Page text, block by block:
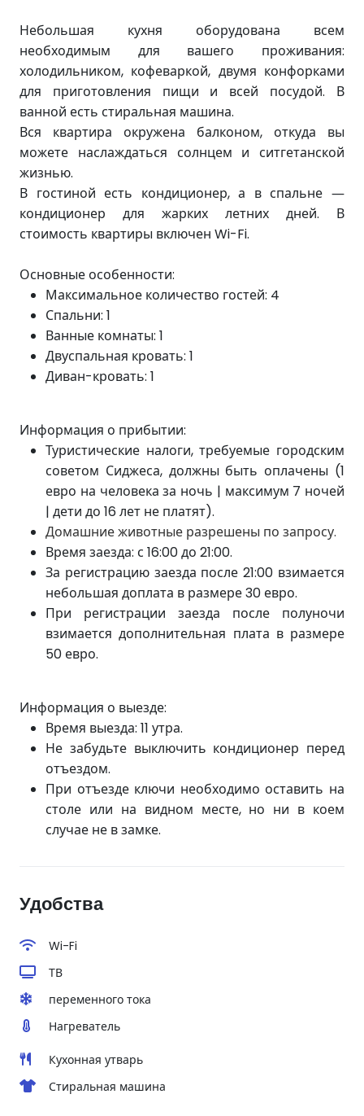
Небольшая кухня оборудована всем
необходимым для вашего проживания:
холодильником, кофеваркой, двумя конфорками
для приготовления пищи и всей посудой. В
ванной есть стиральная машина.
Вся квартира окружена балконом, откуда вы
можете наслаждаться солнцем и ситгетанской
жизнью.
В гостиной есть кондиционер, а в спальне —
кондиционер для жарких летних дней. В
стоимость квартиры включен Wi-Fi.
Основные особенности:
Максимальное количество гостей: 4
Спальни: 1
Ванные комнаты: 1
Двуспальная кровать: 1
Диван-кровать: 1
Информация о прибытии:
Туристические налоги, требуемые городским
советом Сиджеса, должны быть оплачены (1
евро на человека за ночь | максимум 7 ночей
| дети до 16 лет не платят).
Домашние животные разрешены по запросу.
Время заезда: с 16:00 до 21:00.
За регистрацию заезда после 21:00 взимается
небольшая доплата в размере 30 евро.
При регистрации
заезда после
полуночи
взимается дополнительная плата в размере
50 евро.
Информация о выезде:
Время выезда: 11 утра.
Не забудьте выключить кондиционер перед
отъездом.
При отъезде ключи необходимо оставить на
столе или на видном месте, но ни в коем
случае не в замке.
Удобства
Wi-Fi
ТВ
переменного тока
Нагреватель
Кухонная утварь
Стиральная машина